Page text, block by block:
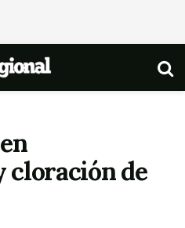
cloración de